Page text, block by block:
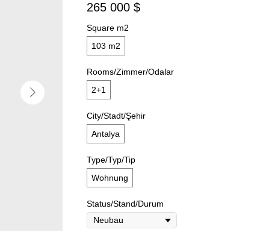
265 000 $
Square m2
103 m2
Rooms/Zimmer/Odalar
2+1
City/Stadt/Şehir
Antalya
Type/Typ/Tip
Wohnung
Status/Stand/Durum